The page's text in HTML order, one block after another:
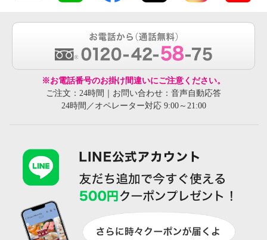
※お電話番号のお掛け間違いにご注意ください。
ご注文：24時間｜お問い合わせ：音声自動応答
24時間／オペレーター対応 9:00～21:00